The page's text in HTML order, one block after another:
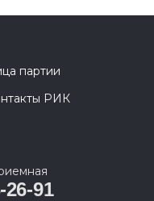
партии
РИК
26-91